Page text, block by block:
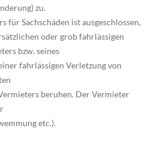
zu.
für Sachschäden ist ausgeschlossen,
oder grob fahrlässigen
bzw. seines
fahrlässigen Verletzung von
beruhen. Der Vermieter
etc.).